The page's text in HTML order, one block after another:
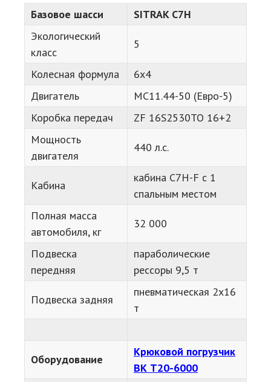
Базовое шасси
SITRAK C7H
Экологический
класс
5
Колесная формула
6х4
Двигатель
MC11.44-50 (Евро-5)
Коробка передач
ZF 16S2530TO 16+2
Мощность
двигателя
440 л.с.
Кабина
кабина C7H-F с 1
спальным местом
Полная масса
автомобиля, кг
32 000
Подвеска
передняя
параболические
рессоры 9,5 т
Подвеска задняя
пневматическая 2х16
т
Оборудование
Крюковой погрузчик
ВК Т20-6000